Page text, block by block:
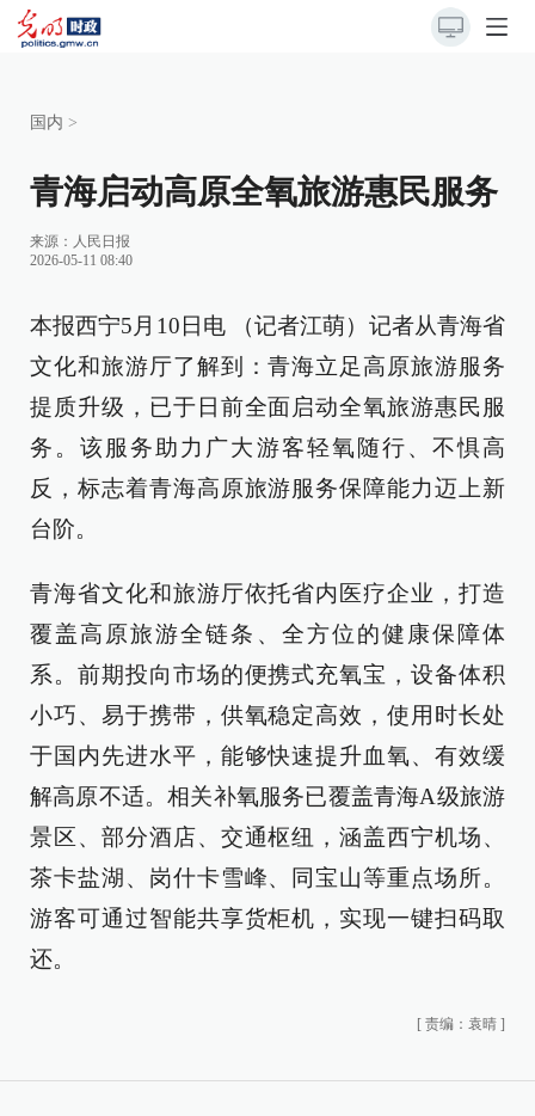
国内 >
青海启动高原全氧旅游惠民服务
来源： 人民日报
2026-05-11 08:40
本报西宁5月10日电 （记者江萌）记者从青海省
文化和旅游厅了解到：青海立足高原旅游服务
提质升级，已于日前全面启动全氧旅游惠民服
务。该服务助力广大游客轻氧随行、不惧高
反，标志着青海高原旅游服务保障能力迈上新
台阶。
青海省文化和旅游厅依托省内医疗企业，打造
覆盖高原旅游全链条、全方位的健康保障体
系。前期投向市场的便携式充氧宝，设备体积
小巧、易于携带，供氧稳定高效，使用时长处
于国内先进水平，能够快速提升血氧、有效缓
解高原不适。相关补氧服务已覆盖青海A级旅游
景区、部分酒店、交通枢纽，涵盖西宁机场、
茶卡盐湖、岗什卡雪峰、同宝山等重点场所。
游客可通过智能共享货柜机，实现一键扫码取
还。
[ 责编：袁晴 ]